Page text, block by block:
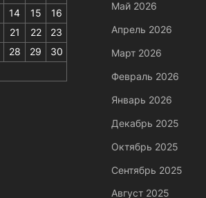
14 15
16
21 22
23
28 29
30
Май 2026
Апрель 2026
Март 2026
Февраль 2026
Январь 2026
Декабрь 2025
Октябрь 2025
Сентябрь 2025
Август 2025